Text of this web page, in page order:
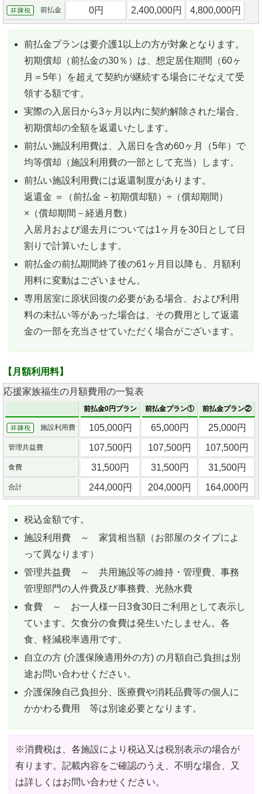
前払金 0円 2,400,000円 4,800,000円
前払金プランは要介護1以上の方が対象となります。
初期償却（前払金の30％）は、想定居住期間（60ヶ
月＝5年）を超えて契約が継続する場合にそなえて受
領する額です。
実際の入居日から3ヶ月以内に契約解除された場合、
初期償却の全額を返還いたします。
前払い施設利用費は、入居日を含め60ヶ月（5年）で
均等償却（施設利用費の一部として充当）します。
前払い施設利用費には返還制度があります。
返還金 ＝（前払金－初期償却額）÷（償却期間）
×（償却期間－経過月数）
入居月および退去月については1ヶ月を30日として日
割りで計算いたします。
前払金の前払期間終了後の61ヶ月目以降も、月額利
用料に変動はございません。
専用居室に原状回復の必要がある場合、および利用
料の未払い等があった場合は、その費用として返還
金の一部を充当させていただく場合がございます。
【月額利用料】
応援家族福生の月額費用の一覧表
前払金0円プラン 前払金プラン① 前払金プラン②
施設利用費 105,000円 65,000円 25,000円
管理共益費 107,500円 107,500円 107,500円
食費 31,500円 31,500円 31,500円
合計 244,000円 204,000円 164,000円
税込金額です。
施設利用費 ～ 家賃相当額（お部屋のタイプによ
って異なります）
管理共益費 ～ 共用施設等の維持・管理費、事務
管理部門の人件費及び事務費、光熱水費
食費 ～ お一人様一日3食30日ご利用として表示し
ています。欠食分の食費は発生いたしません。各
食、軽減税率適用です。
自立の方 (介護保険適用外の方) の月額自己負担は別
途お問い合わせください。
介護保険自己負担分、医療費や消耗品費等の個人に
かかわる費用 等は別途必要となります。
※消費税は、各施設により税込又は税別表示の場合が
有ります。記載内容をご確認のうえ、不明な場合、又
は詳しくはお問い合わせください。